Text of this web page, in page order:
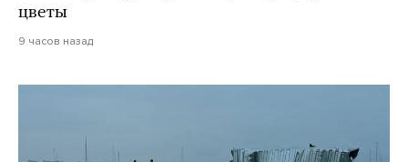
цветы
9 часов назад